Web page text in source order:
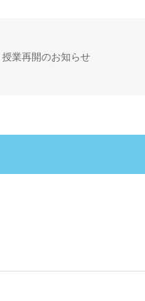
授業再開のお知らせ